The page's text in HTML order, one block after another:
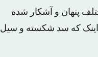
پنهان و آشکار شده
اینک که سد شکسته و سیل